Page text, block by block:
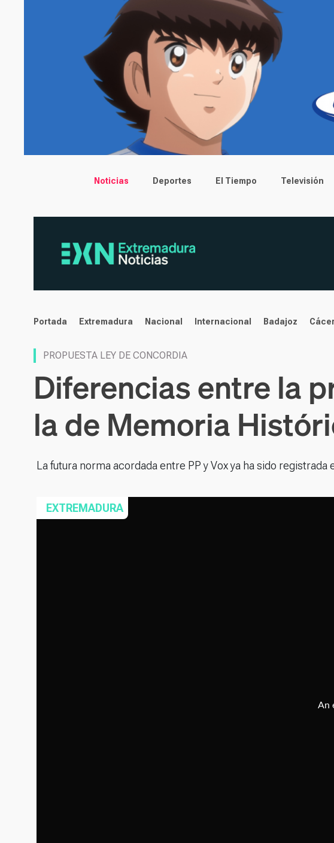
Main menu
Noticias Deportes El Tiempo Televisión
noticias
Portada Extremadura Nacional Internacional Badajoz
PROPUESTA LEY DE CONCORDIA
Diferencias entre la
la de Memoria
La futura norma acordada entre PP y Vox ya ha sido registrada
EXTREMADURA